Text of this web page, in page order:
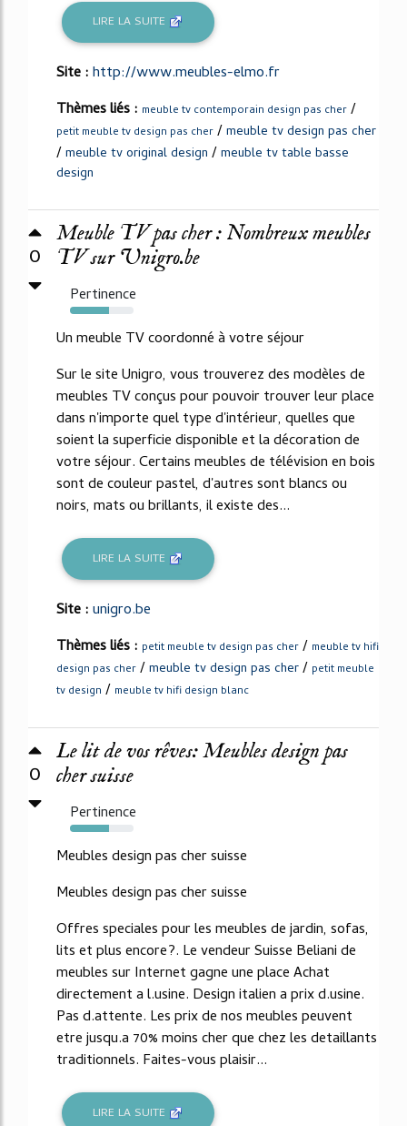
LIRE LA SUITE
Site :http://www.meubles-elmo.fr
Thèmes liés : meuble tv contemporain design pas cher /
petit meuble tv design pas cher /meuble tv design pas cher
/meuble tv original design /meuble tv table basse
design
0
Meuble TV pas cher : Nombreux meubles
TV sur Unigro.be
Pertinence
61%
Un meuble TV coordonné à votre séjour
Sur le site Unigro, vous trouverez des modèles de
meubles TV conçus pour pouvoir trouver leur place
dans n'importe quel type d'intérieur, quelles que
soient la superficie disponible et la décoration de
votre séjour. Certains meubles de télévision en bois
sont de couleur pastel, d'autres sont blancs ou
noirs, mats ou brillants, il existe des...
LIRE LA SUITE
Site :unigro.be
Thèmes liés : petit meuble tv design pas cher / meuble tv hifi
design pas cher /meuble tv design pas cher/ petit meuble
tv design / meuble tv hifi design blanc
0
Le lit de vos rêves: Meubles design pas
cher suisse
Pertinence
61%
Meubles design pas cher suisse
Meubles design pas cher suisse
Offres speciales pour les meubles de jardin, sofas,
lits et plus encore?. Le vendeur Suisse Beliani de
meubles sur Internet gagne une place Achat
directement a l.usine. Design italien a prix d.usine.
Pas d.attente. Les prix de nos meubles peuvent
etre jusqu.a 70% moins cher que chez les detaillants
traditionnels. Faites-vous plaisir...
LIRE LA SUITE